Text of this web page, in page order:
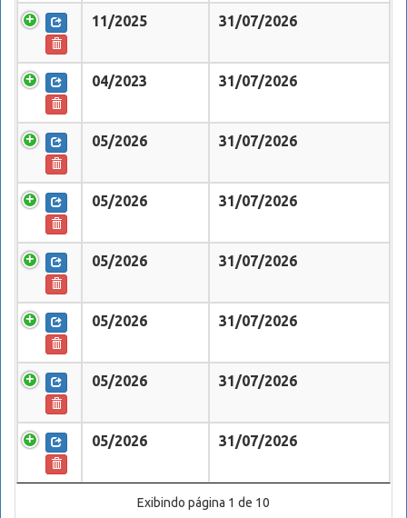
11/2025 31/07/2026
04/2023 31/07/2026
05/2026 31/07/2026
05/2026 31/07/2026
05/2026 31/07/2026
05/2026 31/07/2026
05/2026 31/07/2026
05/2026 31/07/2026
Exibindo página 1 de 10